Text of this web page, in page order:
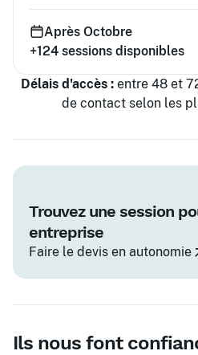
Après Octobre
+124 sessions disponibles
Délais d'accès :entre 48 et
de contact selon les
Trouvez une session
entreprise
Faire le devis en autonomie
Ils nous font